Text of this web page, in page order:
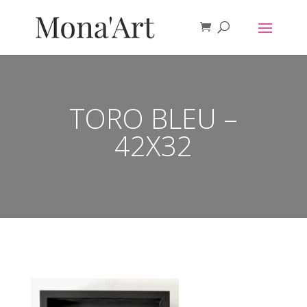
TORO BLEU –
42X32